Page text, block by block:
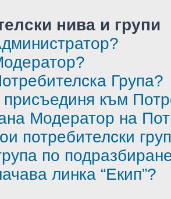
нива и групи
Група?
присъединя към
Модератор на
потребителски
по
линка “Екип”?